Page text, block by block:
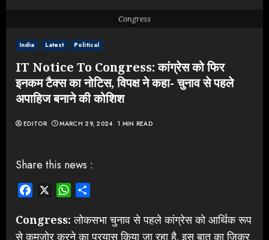
India Latest Political
IT Notice To Congress: कांग्रेस को फिर
इनकम टैक्स का नोटिस, विपक्ष ने कहा- चुनाव से पहले
अपाहिज बनाने की कोशिश
EDITOR MARCH 29, 2024 1 MIN READ
Congress
Share this news :
Facebook WhatsApp
Congress:लोकसभा चुनाव से पहले कांग्रेस को आर्थिक रूप
से कमजोर करने का प्रयास किया जा रहा है. इस बात का जिक्र